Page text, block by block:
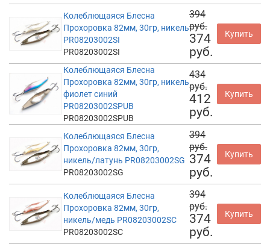
Колеблющаяся Блесна
Прохоровка 82мм, 30гр, никель
PR08203002SI
PR08203002SI
394
руб.
374
руб.
Купить
Колеблющаяся Блесна
Прохоровка 82мм, 30гр, никель
фиолет синий
PR08203002SPUB
PR08203002SPUB
434
руб.
412
руб.
Купить
Колеблющаяся Блесна
Прохоровка 82мм, 30гр,
никель/латунь PR08203002SG
PR08203002SG
394
руб.
374
руб.
Купить
Колеблющаяся Блесна
Прохоровка 82мм, 30гр,
никель/медь PR08203002SC
PR08203002SC
394
руб.
374
руб.
Купить